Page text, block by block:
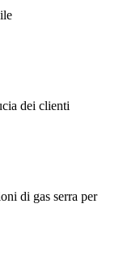
dei clienti
di gas serra per